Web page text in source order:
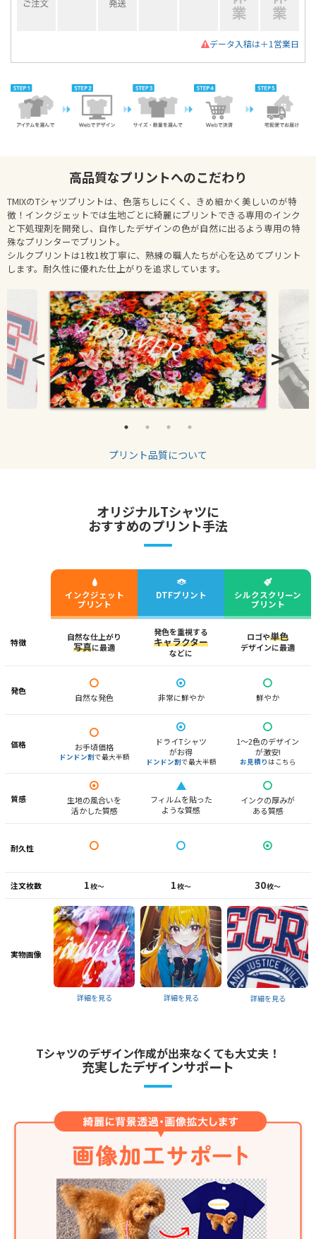
データ入稿は＋1営業日
高品質なプリントへのこだわり
TMIXのTシャツプリントは、色落ちしにくく、きめ細かく美しいのが特
徴！インクジェットでは生地ごとに綺麗にプリントできる専用のインク
と下処理剤を開発し、自作したデザインの色が自然に出るよう専用の特
殊なプリンターでプリント。
シルクプリントは1枚1枚丁寧に、熟練の職人たちが心を込めてプリント
します。耐久性に優れた仕上がりを追求しています。
< >
プリント品質について
オリジナルTシャツに
おすすめのプリント手法
インクジェット
プリント
DTFプリント
シルクスクリーン
プリント
特徴 自然な仕上がり
写真に最適
発色を重視する
キャラクター
などに
ロゴや単色
デザインに最適
発色
自然な発色 非常に鮮やか 鮮やか
価格 お手頃価格
ドンドン割で最大半額
ドライTシャツ
がお得
ドンドン割で最大半額
1〜2色のデザイン
が激安!
お見積り はこちら
質感
生地の風合いを
活かした質感
フィルムを貼った
ような質感
インクの厚みが
ある質感
耐久性
注文枚数 1枚〜 1枚〜 30枚〜
実物画像
詳細を見る 詳細を見る 詳細を見る
Tシャツのデザイン作成が出来なくても大丈夫！
充実したデザインサポート